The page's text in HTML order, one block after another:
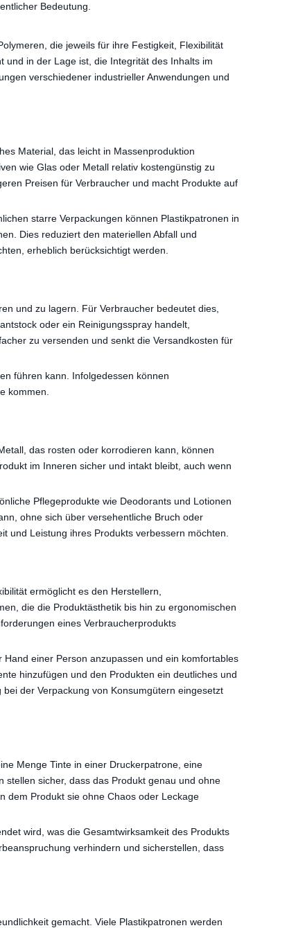
Bedeutung.
die jeweils für ihre Festigkeit, Flexibilität
und in der Lage ist, die Integrität des Inhalts im
verschiedener industrieller Anwendungen und
Material, das leicht in Massenproduktion
wie Glas oder Metall relativ kostengünstig zu
Preisen für Verbraucher und macht Produkte auf
starre Verpackungen können Plastikpatronen in
Dies reduziert den materiellen Abfall und
erheblich berücksichtigt werden.
und zu lagern. Für Verbraucher bedeutet dies,
oder ein Reinigungsspray handelt,
zu versenden und senkt die Versandkosten für
führen kann. Infolgedessen können
kommen.
das rosten oder korrodieren kann, können
im Inneren sicher und intakt bleibt, auch wenn
Pflegeprodukte wie Deodorants und Lotionen
ohne sich über versehentliche Bruch oder
und Leistung ihres Produkts verbessern möchten.
ermöglicht es den Herstellern,
die die Produktästhetik bis hin zu ergonomischen
eines Verbraucherprodukts
einer Person anzupassen und ein komfortables
hinzufügen und den Produkten ein deutliches und
der Verpackung von Konsumgütern eingesetzt
Menge Tinte in einer Druckerpatrone, eine
sicher, dass das Produkt genau und ohne
dem Produkt sie ohne Chaos oder Leckage
wird, was die Gesamtwirksamkeit des Produkts
verhindern und sicherstellen, dass
gemacht. Viele Plastikpatronen werden